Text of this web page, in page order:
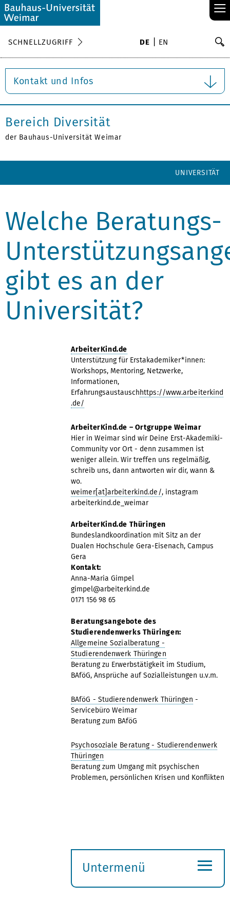
≡
SCHNELLZUGRIFF DE EN
Kontakt und Infos
Bereich Diversität
der Bauhaus-Universität Weimar
UNIVERSITÄT
Welche
gibt es an der
Universität?
ArbeiterKind.de
Unterstützung für Erstakademiker*innen:
Workshops, Mentoring, Netzwerke,
Informationen,
Erfahrungsaustauschhttps://www.arbeiterkind
.de/
ArbeiterKind.de – Ortgruppe Weimar
Hier in Weimar sind wir Deine Erst-Akademiki-
Community vor Ort - denn zusammen ist
weniger allein. Wir treffen uns regelmäßig,
schreib uns, dann antworten wir dir, wann &
wo.
weimer[at]arbeiterkind.de/, instagram
arbeiterkind.de_weimar
ArbeiterKind.de Thüringen
Bundeslandkoordination mit Sitz an der
Dualen Hochschule Gera-Eisenach, Campus
Gera
Kontakt:
Anna-Maria Gimpel
gimpel@arbeiterkind.de
0171 156 98 65
Beratungsangebote des
Studierendenwerks Thüringen:
Allgemeine Sozialberatung -
Studierendenwerk Thüringen
Beratung zu Erwerbstätigkeit im Studium,
BAföG, Ansprüche auf Sozialleistungen u.v.m.
BAföG - Studierendenwerk Thüringen -
Servicebüro Weimar
Beratung zum BAföG
Psychosoziale Beratung - Studierendenwerk
Thüringen
Beratung zum Umgang mit psychischen
Problemen, persönlichen Krisen und Konflikten
Untermenü
≡